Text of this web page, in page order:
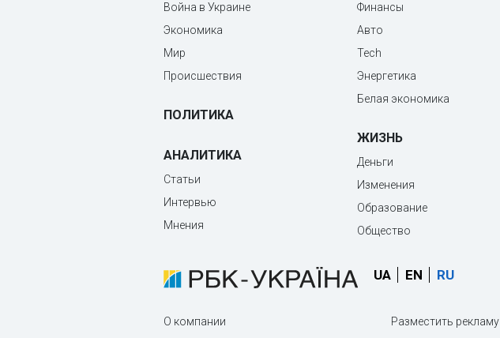
Война в Украине
Экономика
Мир
Происшествия
ПОЛИТИКА
АНАЛИТИКА
Статьи
Интервью
Мнения
Финансы
Авто
Tech
Энергетика
Белая экономика
ЖИЗНЬ
Деньги
Изменения
Образование
Общество
UA EN RU
О компании
Разместить рекламу